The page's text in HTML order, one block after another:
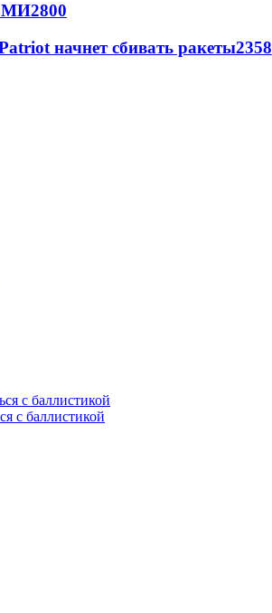
2800
начнет сбивать ракеты2358
с баллистикой